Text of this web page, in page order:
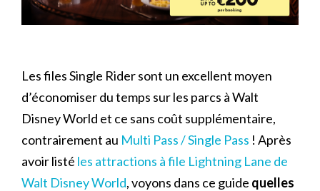
Les files Single Rider sont un excellent moyen
d’économiser du temps sur les parcs à Walt
Disney World et ce sans coût supplémentaire,
contrairement au Multi Pass / Single Pass ! Après
avoir listé les attractions à file Lightning Lane de
Walt Disney World, voyons dans ce guide quelles